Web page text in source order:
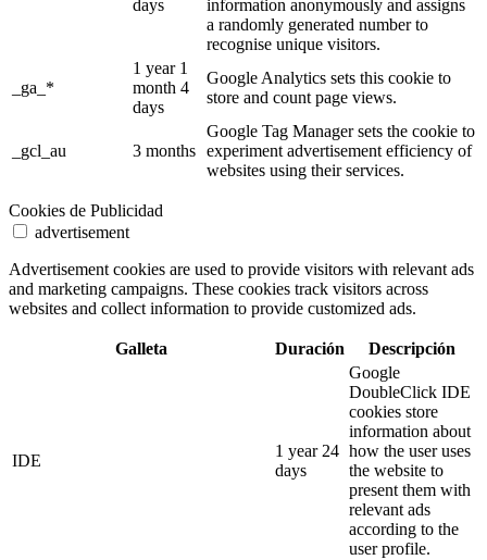
days
information anonymously and assigns
a randomly generated number to
recognise unique visitors.
_ga_*
1 year 1
month 4
days
Google Analytics sets this cookie to
store and count page views.
_gcl_au 3 months
Google Tag Manager sets the cookie to
experiment advertisement efficiency of
websites using their services.
Cookies de Publicidad
advertisement
Advertisement cookies are used to provide visitors with relevant ads
and marketing campaigns. These cookies track visitors across
websites and collect information to provide customized ads.
Galleta Duración Descripción
IDE
1 year 24
days
Google
DoubleClick IDE
cookies store
information about
how the user uses
the website to
present them with
relevant ads
according to the
user profile.